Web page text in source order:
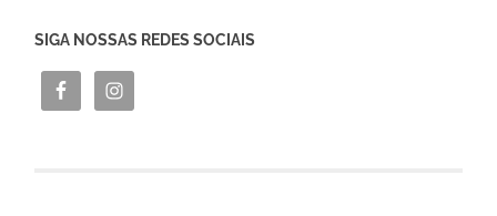
SIGA NOSSAS REDES SOCIAIS